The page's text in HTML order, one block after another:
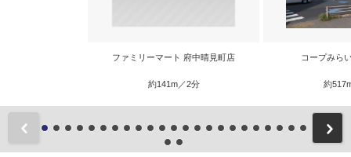
ファミリーマート 府中晴見町店
約141m／2分
コープみら
約
前